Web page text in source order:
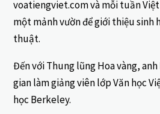
voatiengviet.com và mỗi tuần
một mảnh vườn để giới thiệu sinh
thuật.
Đến với Thung lũng Hoa vàng,
gian làm giảng viên lớp Văn học
học Berkeley.